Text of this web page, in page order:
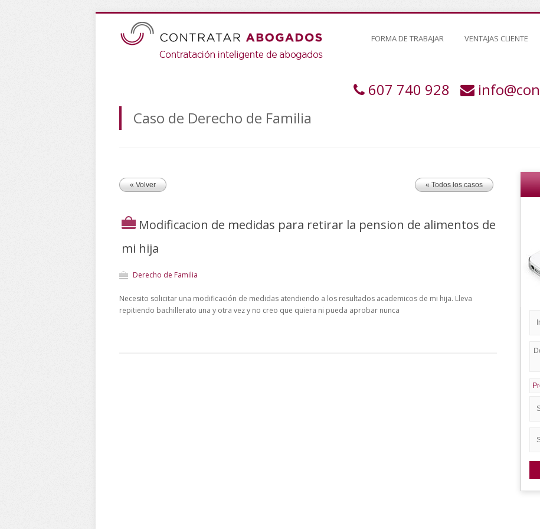
FORMA DE TRABAJAR VENTAJAS CLIENTE
607 740 928
Caso de Derecho de Familia
« Volver « Todos los casos
Modificacion de medidas para retirar la pension de alimentos de
mi hija
Derecho de Familia
Necesito solicitar una modificación de medidas atendiendo a los resultados academicos de mi hija. Lleva
repitiendo bachillerato una y otra vez y no creo que quiera ni pueda aprobar nunca